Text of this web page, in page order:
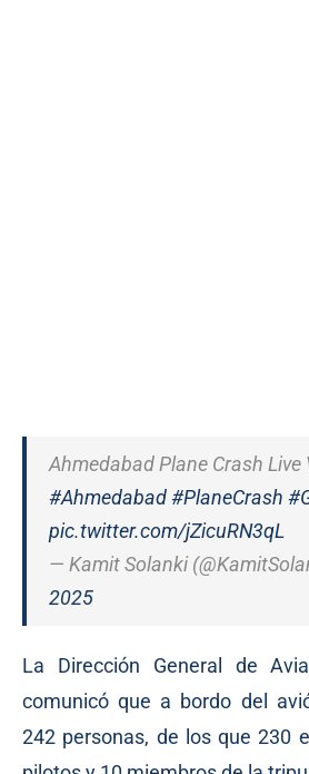
Ahmedabad Plane Crash Live
#Ahmedabad#PlaneCrash
pic.twitter.com/jZicuRN3qL
— Kamit Solanki
2025
La Dirección General de
comunicó que a bordo del
242 personas, de los que 230